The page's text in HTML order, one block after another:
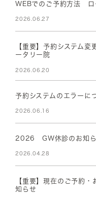
WEBでのご予約方法 ロ
2026.06.27
【重要】予約システム
ータリー院
2026.06.20
予約システムのエラーに
2026.06.16
2026 GW休診のお知
2026.04.28
【重要】現在のご予約
知らせ